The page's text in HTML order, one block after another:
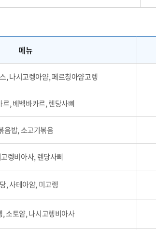
메뉴
, 나시고렝아얌, 페르칭아얌고렝
르, 베벡바카르, 렌당사삐
음밥, 소고기볶음
렝비아사, 렌당사삐
, 사테아얌, 미고렝
, 소토얌, 나시고렝비아사